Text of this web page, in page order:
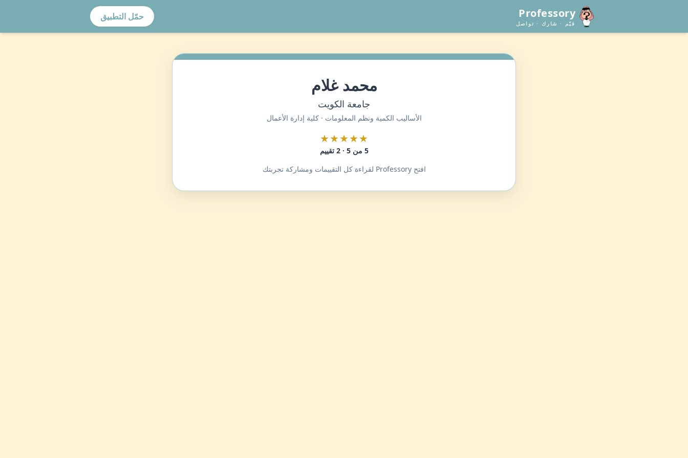
Professory
قيّم · شارك · تواصل
حمّل التطبيق
محمد غلام
جامعة الكويت
الأساليب الكمية ونظم المعلومات · كلية إدارة الأعمال
★★★★★
5 من 5 · 2 تقييم
افتح Professory لقراءة كل التقييمات ومشاركة تجربتك